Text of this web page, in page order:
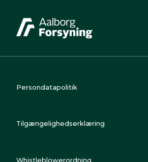
Persondatapolitik
Tilgængelighedserklæring
Whistleblowerordning